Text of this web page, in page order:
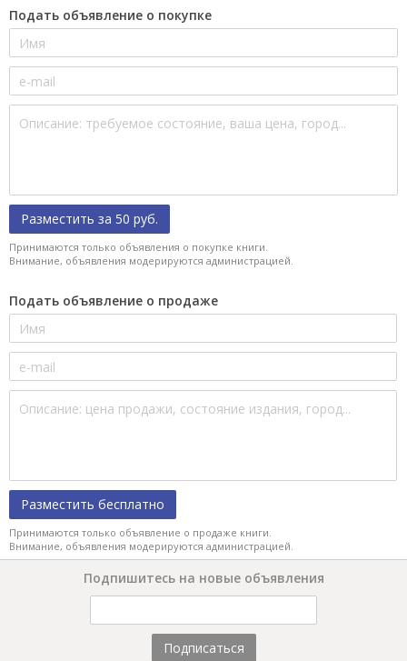
Подать объявление о покупке
Разместить за 50 руб.
Принимаются только объявления о покупке книги.
Внимание, объявления модерируются администрацией.
Подать объявление о продаже
Разместить бесплатно
Принимаются только объявление о продаже книги.
Внимание, объявления модерируются администрацией.
Подпишитесь на новые объявления
Подписаться